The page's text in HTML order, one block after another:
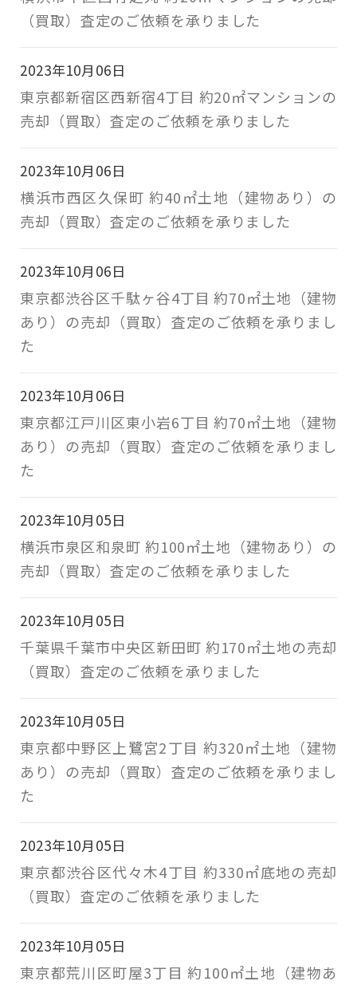
（買取）査定のご依頼を承りました
2023年10月06日
東京都新宿区西新宿4丁目 約20㎡マンションの
売却（買取）査定のご依頼を承りました
2023年10月06日
横浜市西区久保町 約40㎡土地（建物あり）の
売却（買取）査定のご依頼を承りました
2023年10月06日
東京都渋谷区千駄ヶ谷4丁目 約70㎡土地（建物
あり）の売却（買取）査定のご依頼を承りまし
た
2023年10月06日
東京都江戸川区東小岩6丁目 約70㎡土地（建物
あり）の売却（買取）査定のご依頼を承りまし
た
2023年10月05日
横浜市泉区和泉町 約100㎡土地（建物あり）の
売却（買取）査定のご依頼を承りました
2023年10月05日
千葉県千葉市中央区新田町 約170㎡土地の売却
（買取）査定のご依頼を承りました
2023年10月05日
東京都中野区上鷺宮2丁目 約320㎡土地（建物
あり）の売却（買取）査定のご依頼を承りまし
た
2023年10月05日
東京都渋谷区代々木4丁目 約330㎡底地の売却
（買取）査定のご依頼を承りました
2023年10月05日
東京都荒川区町屋3丁目 約100㎡土地（建物あ